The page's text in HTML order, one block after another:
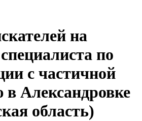
на
по
с частичной
в Александровке
область)